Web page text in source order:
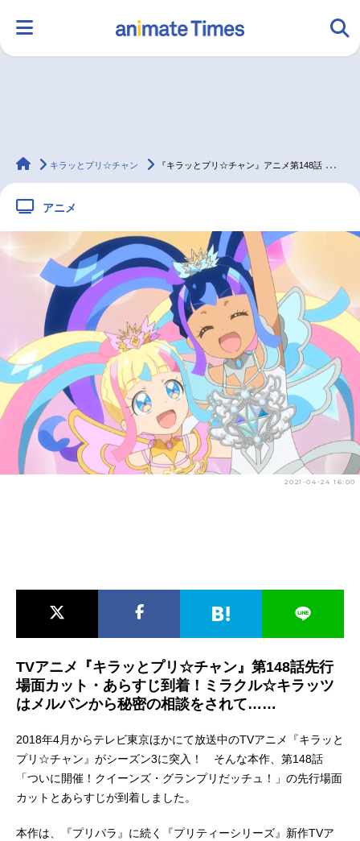
ラジオ みんなの声 グッズ 映画
2.5次元 配信・Vtuber トレンド 無料マンガ
最新記事一覧
アニメ記事一覧 声優記事一覧
アニメ映画一覧 実写化映画一覧
今期アニメ曜日別一覧
春アニメ 夏アニメ
animateTimes
キラッとプリ☆チャン 『キラッとプリ☆チャン』アニメ第148話 先行カット・あらすじ到着
アニメ
2021-04-24 16:00
TVアニメ『キラッとプリ☆チャン』第148話先行
場面カット・あらすじ到着！ミラクル☆キラッツ
はメルパンから秘密の相談をされて……
2018年4月からテレビ東京ほかにて放送中のTVアニメ『キラッと
プリ☆チャン』がシーズン3に突入！ そんな本作、第148話
「ついに開催！クイーンズ・グランプリだッチュ！」の先行場面
カットとあらすじが到着しました。
本作は、『プリパラ』に続く『プリティーシリーズ』新作TVア